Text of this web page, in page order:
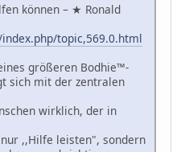
können – ★ Ronald
topic,569.0.html
größeren Bodhie™-
sich mit der zentralen
wirklich, der in
,,Hilfe leisten", sondern